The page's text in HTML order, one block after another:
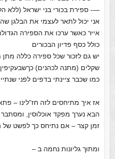
—- ספירת בכורי בני ישראל (ללא
אני יכול לתאר לעצמי את הבלגן
אייר כאשר ערכו את הספירה
כולל כסף פדיון הבכורים
שקלים (מתנה לכהנים)
כמו שכבר ציינתי בדפים לפני
הבא נערך מפקד אוכלוסין,
זמן קצר – אם נתיחס כך לפשט של
ומתוך גליונות נחמה ב –